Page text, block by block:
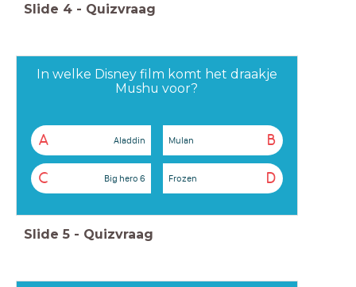
Slide 4 - Quizvraag
In welke Disney film komt het draakje
Mushu voor?
A Aladdin B
Mulan
C Big hero 6 D
Frozen
Slide 5 - Quizvraag